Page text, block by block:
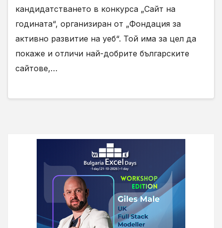
кандидатстването в конкурса „Сайт на
годината“, организиран от „Фондация за
активно развитие на уеб“. Той има за цел да
покаже и отличи най-добрите българските
сайтове,…